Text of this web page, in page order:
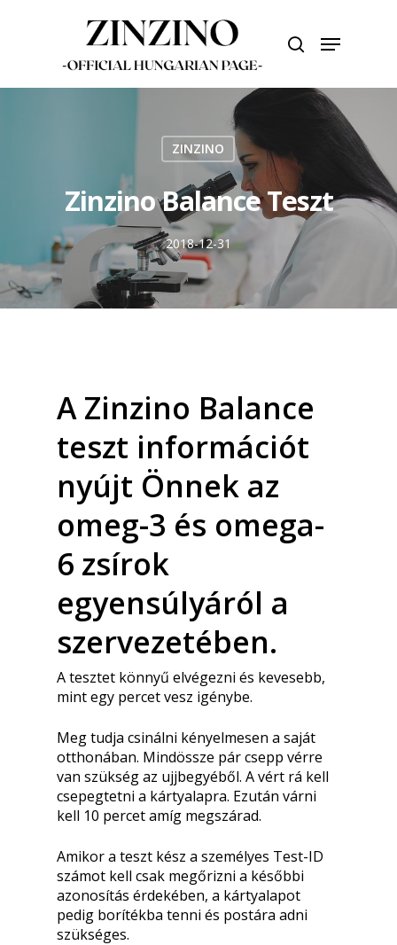
search
Menu
ZINZINO
Zinzino Balance Teszt
2018-12-31
A Zinzino Balance
teszt információt
nyújt Önnek az
omeg-3 és omega-
6 zsírok
egyensúlyáról a
szervezetében.
A tesztet könnyű elvégezni és kevesebb,
mint egy percet vesz igénybe.
Meg tudja csinálni kényelmesen a saját
otthonában. Mindössze pár csepp vérre
van szükség az ujjbegyéből. A vért rá kell
csepegtetni a kártyalapra. Ezután várni
kell 10 percet amíg megszárad.
Amikor a teszt kész a személyes Test-ID
számot kell csak megőrizni a későbbi
azonosítás érdekében, a kártyalapot
pedig borítékba tenni és postára adni
szükséges.